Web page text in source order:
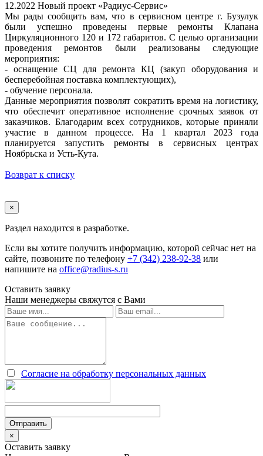
12.2022 Новый проект «Радиус-Сервис»
Мы рады сообщить вам, что в сервисном центре г. Бузулук
были успешно проведены первые ремонты Клапана
Циркуляционного 120 и 172 габаритов. С целью организации
проведения ремонтов были реализованы следующие
мероприятия:
- оснащение СЦ для ремонта КЦ (закуп оборудования и
бесперебойная поставка комплектующих),
- обучение персонала.
Данные мероприятия позволят сократить время на логистику,
что обеспечит оперативное исполнение срочных заявок от
заказчиков. Благодарим всех сотрудников, которые приняли
участие в данном процессе. На 1 квартал 2023 года
планируется запустить ремонты в сервисных центрах
Ноябрьска и Усть-Кута.
Возврат к списку
×
Раздел находится в разработке.
Если вы хотите получить информацию, которой сейчас нет на
сайте, позвоните по телефону +7 (342) 238-92-38 или
напишите на office@radius-s.ru
Оставить заявку
Наши менеджеры свяжутся с Вами
Согласие на обработку персональных данных
×
Оставить заявку